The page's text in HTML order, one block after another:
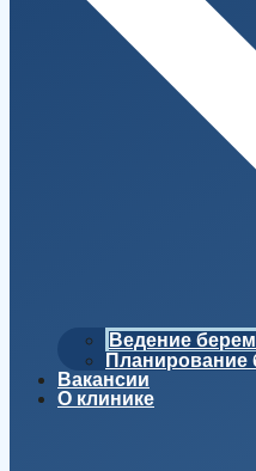
Ведение
Планирование
Вакансии
О клинике